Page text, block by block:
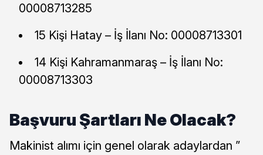
00008713285
15 Kişi Hatay – İş İlanı No: 00008713301
14 Kişi Kahramanmaraş – İş İlanı No:
00008713303
Başvuru Şartları Ne Olacak?
Makinist alımı için genel olarak adaylardan ”